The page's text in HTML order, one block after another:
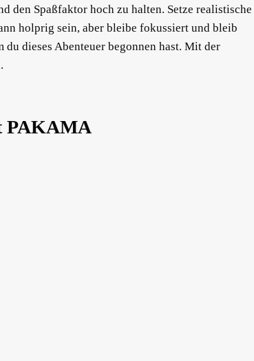
den Spaßfaktor hoch zu halten. Setze realistische
holprig sein, aber bleibe fokussiert und bleib
dieses Abenteuer begonnen hast. Mit der
PAKAMA